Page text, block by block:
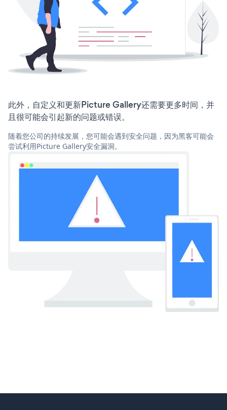
此外，自定义和更新Picture Gallery还需要更多时间，并
且很可能会引起新的问题或错误。
随着您公司的持续发展，您可能会遇到安全问题，因为黑客可能会
尝试利用Picture Gallery安全漏洞。